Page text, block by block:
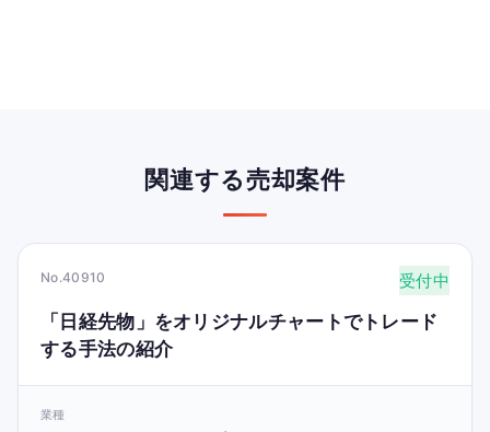
関連する売却案件
No.40910 受付中
「日経先物」をオリジナルチャートでトレード
する手法の紹介
業種